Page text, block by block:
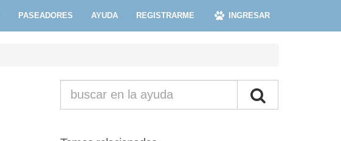
PASEADORES AYUDA REGISTRARME INGRESAR